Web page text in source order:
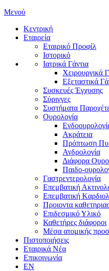
Μενού
Κεντρική
Εταιρεία
Εταιρικό Προφίλ
Ιστορικό
Ιατρικά Γάντια
Χειρουργικά
Εξεταστικά
Συσκευές Έγχυσης
Σύριγγες
Συστήματα
Ουρολογία
Ακράτεια
Πρόπτωση
Ανδρολογία
Διάφορα
Παιδο-
Γαστρεντερολογία
Επεμβατική
Επεμβατική
Προιοντα
Επιδεσμικό Υλικό
Καθετήρες διάφοροι
Μέσα ατομικής
Πιστοποιήσεις
Εταιρικά Νέα
Επικοινωνία
EN